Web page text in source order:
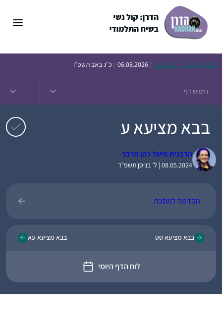
Today’s Daf – זבחים נ״ו /
06.08.2026
/ כ״ג באב תשפ״ו
בבא מציעא ע
הרבנית מישל כהן פרבר
08.05.2024 | ל׳ בניסן תשפ״ד
הקדמה למסכת
בבא מציעא סט
לוח הדף היומי
בבא מציעא עא